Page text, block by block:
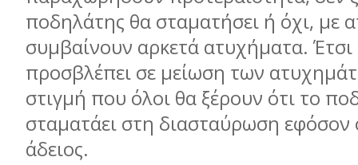
ποδηλάτης θα σταματήσει ή όχι, με
συμβαίνουν αρκετά ατυχήματα.
προσβλέπει σε μείωση των
στιγμή που όλοι θα ξέρουν ότι το
σταματάει στη διασταύρωση εφόσον
άδειος.